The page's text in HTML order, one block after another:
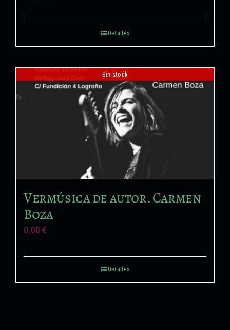
Detalles
Sin stock
Vermúsica de autor. Carmen
Boza
0,00 €
Detalles